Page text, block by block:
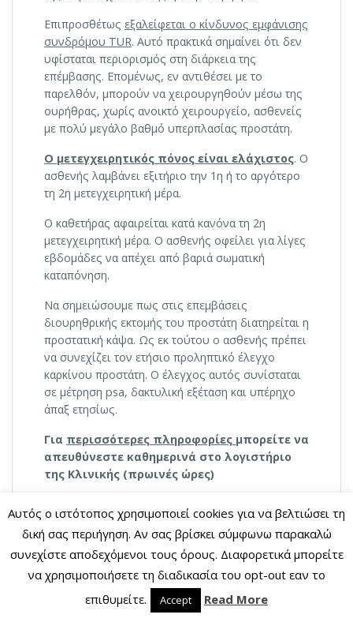
Επιπροσθέτως εξαλείφεται ο κίνδυνος εμφάνισης
συνδρόμου TUR. Αυτό πρακτικά σημαίνει ότι δεν
υφίσταται περιορισμός στη διάρκεια της
επέμβασης. Επομένως, εν αντιθέσει με το
παρελθόν, μπορούν να χειρουργηθούν μέσω της
ουρήθρας, χωρίς ανοικτό χειρουργείο, ασθενείς
με πολύ μεγάλο βαθμό υπερπλασίας προστάτη.
Ο μετεγχειρητικός πόνος είναι ελάχιστος. Ο
ασθενής λαμβάνει εξιτήριο την 1η ή το αργότερο
τη 2η μετεγχειρητική μέρα.
Ο καθετήρας αφαιρείται κατά κανόνα τη 2η
μετεγχειρητική μέρα. Ο ασθενής οφείλει για λίγες
εβδομάδες να απέχει από βαριά σωματική
καταπόνηση.
Να σημειώσουμε πως στις επεμβάσεις
διουρηθρικής εκτομής του προστάτη διατηρείται η
προστατική κάψα. Ως εκ τούτου ο ασθενής πρέπει
να συνεχίζει τον ετήσιο προληπτικό έλεγχο
καρκίνου προστάτη. Ο έλεγχος αυτός συνίσταται
σε μέτρηση psa, δακτυλική εξέταση και υπέρηχο
άπαξ ετησίως.
Για περισσότερες πληροφορίες μπορείτε να
απευθύνεστε καθημερινά στο λογιστήριο
της Κλινικής (πρωινές ώρες)
2641026677( καθημερινάεκτός Σαββάτου και
Κυριακής )
ippokrateio.clinic@gmail.com
αφαίρεση προστάτη
Αυτός ο ιστότοπος χρησιμοποιεί cookies για να βελτιώσει τη
δική σας περιήγηση. Αν σας βρίσκει σύμφωνω παρακαλώ
συνεχίστε αποδεχόμενοι τους όρους. Διαφορετικά μπορείτε
να χρησιμοποιήσετε τη διαδικασία του opt-out εαν το
επιθυμείτε.
Accept Read More